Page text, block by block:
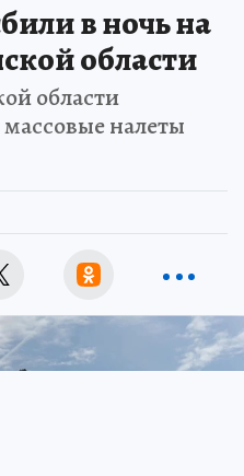
в ночь на
области
области
налеты